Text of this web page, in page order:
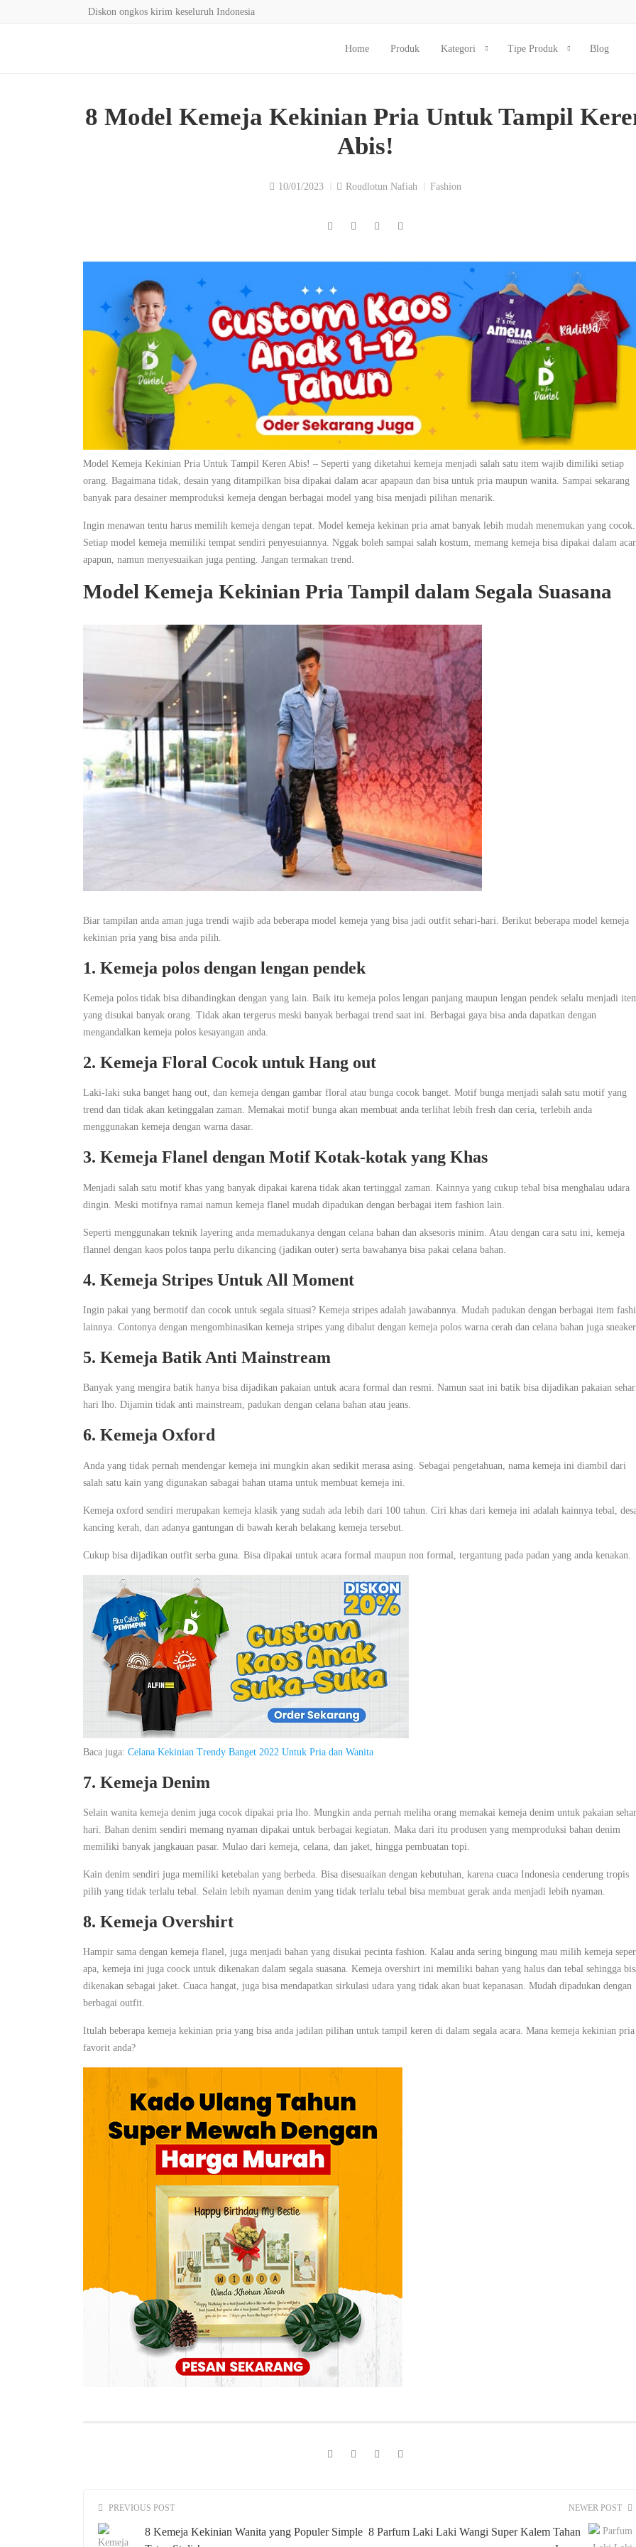
Diskon ongkos kirim keseluruh Indonesia
Home Produk Kategori Tipe Produk Blog
8 Model Kemeja Kekinian Pria Untuk Tampil
Abis!
10/01/2023 Roudlotun Nafiah Fashion
Model Kemeja Kekinian Pria Untuk Tampil Keren Abis! – Seperti yang diketahui kemeja menjadi salah satu item wajib dimiliki setiap
orang. Bagaimana tidak, desain yang ditampilkan bisa dipakai dalam acar apapaun dan bisa untuk pria maupun wanita. Sampai sekarang
banyak para desainer memproduksi kemeja dengan berbagai model yang bisa menjadi pilihan menarik.
Ingin menawan tentu harus memilih kemeja dengan tepat. Model kemeja kekinan pria amat banyak lebih mudah menemukan yang cocok.
Setiap model kemeja memiliki tempat sendiri penyesuiannya. Nggak boleh sampai salah kostum, memang kemeja bisa dipakai dalam
apapun, namun menyesuaikan juga penting. Jangan termakan trend.
Model Kemeja Kekinian Pria Tampil dalam Segala Suasana
Biar tampilan anda aman juga trendi wajib ada beberapa model kemeja yang bisa jadi outfit sehari-hari. Berikut beberapa model kemeja
kekinian pria yang bisa anda pilih.
1. Kemeja polos dengan lengan pendek
Kemeja polos tidak bisa dibandingkan dengan yang lain. Baik itu kemeja polos lengan panjang maupun lengan pendek selalu menjadi
yang disukai banyak orang. Tidak akan tergerus meski banyak berbagai trend saat ini. Berbagai gaya bisa anda dapatkan dengan
mengandalkan kemeja polos kesayangan anda.
2. Kemeja Floral Cocok untuk Hang out
Laki-laki suka banget hang out, dan kemeja dengan gambar floral atau bunga cocok banget. Motif bunga menjadi salah satu motif yang
trend dan tidak akan ketinggalan zaman. Memakai motif bunga akan membuat anda terlihat lebih fresh dan ceria, terlebih anda
menggunakan kemeja dengan warna dasar.
3. Kemeja Flanel dengan Motif Kotak-kotak yang Khas
Menjadi salah satu motif khas yang banyak dipakai karena tidak akan tertinggal zaman. Kainnya yang cukup tebal bisa menghalau udara
dingin. Meski motifnya ramai namun kemeja flanel mudah dipadukan dengan berbagai item fashion lain.
Seperti menggunakan teknik layering anda memadukanya dengan celana bahan dan aksesoris minim. Atau dengan cara satu ini, kemeja
flannel dengan kaos polos tanpa perlu dikancing (jadikan outer) serta bawahanya bisa pakai celana bahan.
4. Kemeja Stripes Untuk All Moment
Ingin pakai yang bermotif dan cocok untuk segala situasi? Kemeja stripes adalah jawabannya. Mudah padukan dengan berbagai item
lainnya. Contonya dengan mengombinasikan kemeja stripes yang dibalut dengan kemeja polos warna cerah dan celana bahan juga
5. Kemeja Batik Anti Mainstream
Banyak yang mengira batik hanya bisa dijadikan pakaian untuk acara formal dan resmi. Namun saat ini batik bisa dijadikan pakaian
hari lho. Dijamin tidak anti mainstream, padukan dengan celana bahan atau jeans.
6. Kemeja Oxford
Anda yang tidak pernah mendengar kemeja ini mungkin akan sedikit merasa asing. Sebagai pengetahuan, nama kemeja ini diambil dari
salah satu kain yang digunakan sabagai bahan utama untuk membuat kemeja ini.
Kemeja oxford sendiri merupakan kemeja klasik yang sudah ada lebih dari 100 tahun. Ciri khas dari kemeja ini adalah kainnya tebal,
kancing kerah, dan adanya gantungan di bawah kerah belakang kemeja tersebut.
Cukup bisa dijadikan outfit serba guna. Bisa dipakai untuk acara formal maupun non formal, tergantung pada padan yang anda kenakan.
Baca juga: Celana Kekinian Trendy Banget 2022 Untuk Pria dan Wanita
7. Kemeja Denim
Selain wanita kemeja denim juga cocok dipakai pria lho. Mungkin anda pernah meliha orang memakai kemeja denim untuk pakaian
hari. Bahan denim sendiri memang nyaman dipakai untuk berbagai kegiatan. Maka dari itu produsen yang memproduksi bahan denim
memiliki banyak jangkauan pasar. Mulao dari kemeja, celana, dan jaket, hingga pembuatan topi.
Kain denim sendiri juga memiliki ketebalan yang berbeda. Bisa disesuaikan dengan kebutuhan, karena cuaca Indonesia cenderung tropis
pilih yang tidak terlalu tebal. Selain lebih nyaman denim yang tidak terlalu tebal bisa membuat gerak anda menjadi lebih nyaman.
8. Kemeja Overshirt
Hampir sama dengan kemeja flanel, juga menjadi bahan yang disukai pecinta fashion. Kalau anda sering bingung mau milih kemeja
apa, kemeja ini juga coock untuk dikenakan dalam segala suasana. Kemeja overshirt ini memiliki bahan yang halus dan tebal sehingga
dikenakan sebagai jaket. Cuaca hangat, juga bisa mendapatkan sirkulasi udara yang tidak akan buat kepanasan. Mudah dipadukan dengan
berbagai outfit.
Itulah beberapa kemeja kekinian pria yang bisa anda jadilan pilihan untuk tampil keren di dalam segala acara. Mana kemeja kekinian pria
favorit anda?
PREVIOUS POST
8 Kemeja Kekinian Wanita yang Populer Simple
NEWER POST
8 Parfum Laki Laki Wangi Super Kalem Tahan